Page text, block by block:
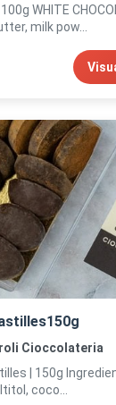
Ingredients:
milk pow...
Cioccolateria
cocoa paste.
coco...